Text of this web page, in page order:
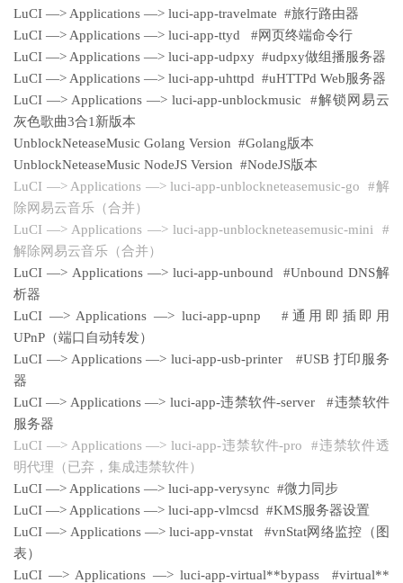
LuCI —> Applications —> luci-app-travelmate #旅行路由器
LuCI —> Applications —> luci-app-ttyd #网页终端命令行
LuCI —> Applications —> luci-app-udpxy #udpxy做组播服务器
LuCI —> Applications —> luci-app-uhttpd #uHTTPd Web服务器
LuCI —> Applications —> luci-app-unblockmusic #解锁网易云
灰色歌曲3合1新版本
UnblockNeteaseMusic Golang Version #Golang版本
UnblockNeteaseMusic NodeJS Version #NodeJS版本
LuCI —> Applications —> luci-app-unblockneteasemusic-go #解
除网易云音乐（合并）
LuCI —> Applications —> luci-app-unblockneteasemusic-mini #
解除网易云音乐（合并）
LuCI —> Applications —> luci-app-unbound #Unbound DNS解
析器
LuCI —> Applications —> luci-app-upnp #通用即插即用
UPnP（端口自动转发）
LuCI —> Applications —> luci-app-usb-printer #USB 打印服务
器
LuCI —> Applications —> luci-app-违禁软件-server #违禁软件
服务器
LuCI —> Applications —> luci-app-违禁软件-pro #违禁软件透
明代理（已弃，集成违禁软件）
LuCI —> Applications —> luci-app-verysync #微力同步
LuCI —> Applications —> luci-app-vlmcsd #KMS服务器设置
LuCI —> Applications —> luci-app-vnstat #vnStat网络监控（图
表）
LuCI —> Applications —> luci-app-virtual**bypass #virtual**